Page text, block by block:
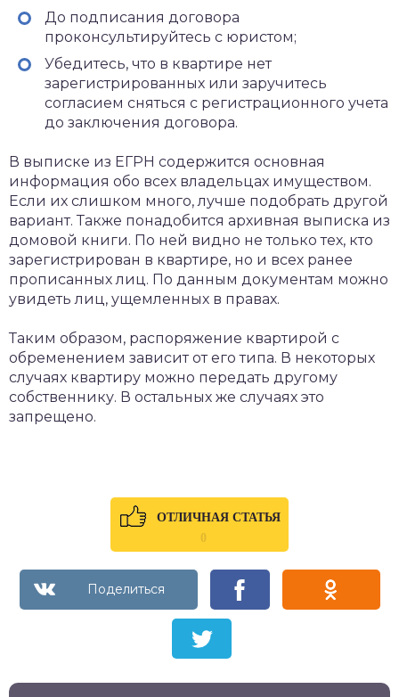
До подписания договора
проконсультируйтесь с юристом;
Убедитесь, что в квартире нет
зарегистрированных или заручитесь
согласием сняться с регистрационного учета
до заключения договора.
В выписке из ЕГРН содержится основная
информация обо всех владельцах имуществом.
Если их слишком много, лучше подобрать другой
вариант. Также понадобится архивная выписка из
домовой книги. По ней видно не только тех, кто
зарегистрирован в квартире, но и всех ранее
прописанных лиц. По данным документам можно
увидеть лиц, ущемленных в правах.
Таким образом, распоряжение квартирой с
обременением зависит от его типа. В некоторых
случаях квартиру можно передать другому
собственнику. В остальных же случаях это
запрещено.
ОТЛИЧНАЯ СТАТЬЯ
0